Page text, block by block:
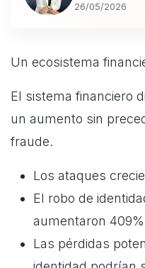
26/05/2026
Un ecosistema
El sistema financiero
un aumento sin
fraude.
Los ataques
El robo de
aumentaron
Las pérdidas